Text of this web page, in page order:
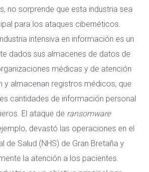
no sorprende que esta industria sea
para los ataques cibernéticos.
intensiva en información es un
dados sus almacenes de datos de
médicas y de atención
y almacenan registros médicos, que
cantidades de información personal
El ataque de ransomware
devastó las operaciones en el
de Salud (NHS) de Gran Bretaña y
la atención a los pacientes.